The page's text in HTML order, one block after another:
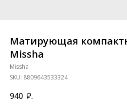
Матирующая
Missha
Missha
SKU: 8809643533324
940 ₽.